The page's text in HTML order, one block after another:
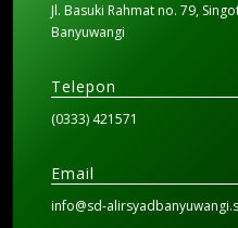
Jl. Basuki Rahmat no. 79,
Banyuwangi
Telepon
(0333) 421571
Email
info@sd-